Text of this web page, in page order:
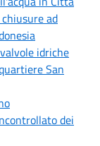
ad
idriche
San
dei